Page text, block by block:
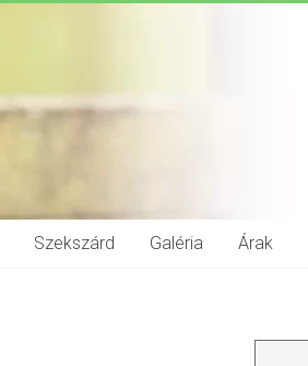
Szekszárd Galéria Árak